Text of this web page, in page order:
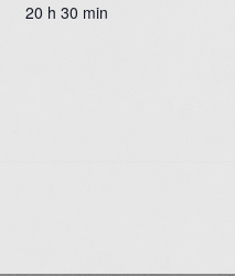
20 h 30 min